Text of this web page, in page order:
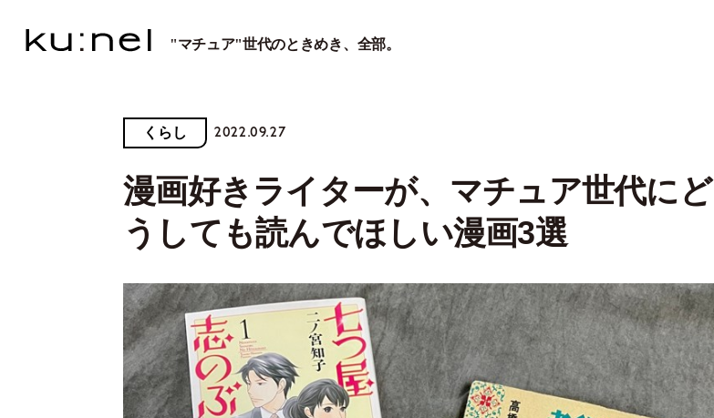
"マチュア"世代のときめき、全部。
くらし 2022.09.27
漫画好きライターが、マチュア世代にど
うしても読んでほしい漫画3選